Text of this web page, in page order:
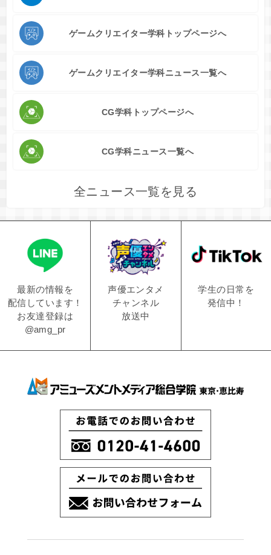
ゲームクリエイター学科トップページへ
ゲームクリエイター学科ニュース一覧へ
CG学科トップページへ
CG学科ニュース一覧へ
全ニュース一覧を見る
最新の情報を
配信しています！
お友達登録は
@amg_pr
声優エンタメ
チャンネル
放送中
学生の日常を
発信中！